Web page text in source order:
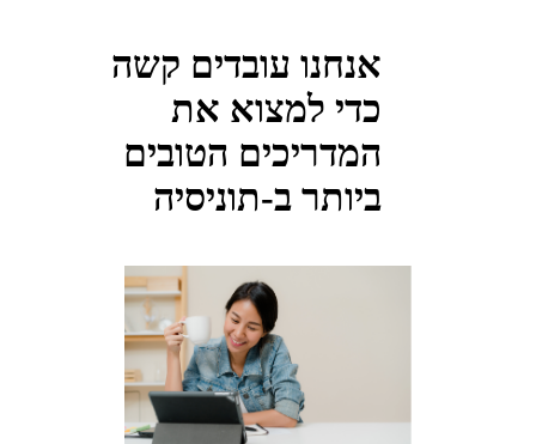
אנחנו עובדים קשה
כדי למצוא את
המדריכים הטובים
ביותר ב-תוניסיה